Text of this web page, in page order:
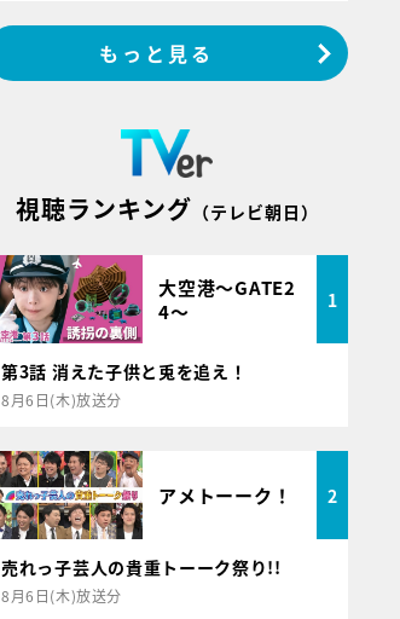
もっと見る
視聴ランキング （テレビ朝日）
大空港～GATE2
4～
1
第3話 消えた子供と兎を追え！
8月6日(木)放送分
アメトーーク！ 2
売れっ子芸人の貴重トーーク祭り!!
8月6日(木)放送分